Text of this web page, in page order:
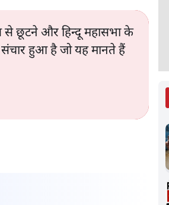
से छूटने और हिन्दू महासभा के
हुआ है जो यह मानते हैं